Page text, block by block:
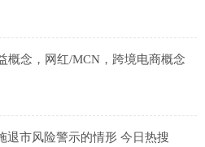
概念，网红/MCN，跨境电商概念
退市风险警示的情形 今日热搜